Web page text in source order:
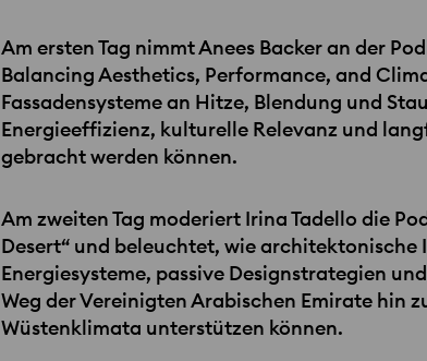
Am ersten Tag nimmt Anees Backer an der
Balancing Aesthetics, Performance, and
Fassadensysteme an Hitze, Blendung und
Energieeffizienz, kulturelle Relevanz und
gebracht werden können.
Am zweiten Tag moderiert Irina Tadello die
Desert“ und beleuchtet, wie
Energiesysteme, passive Designstrategien
Weg der Vereinigten Arabischen Emirate hin
Wüstenklimata unterstützen können.